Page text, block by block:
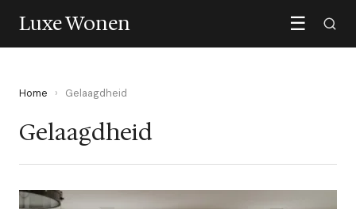
Luxe Wonen ☰
Home › Gelaagdheid
Gelaagdheid